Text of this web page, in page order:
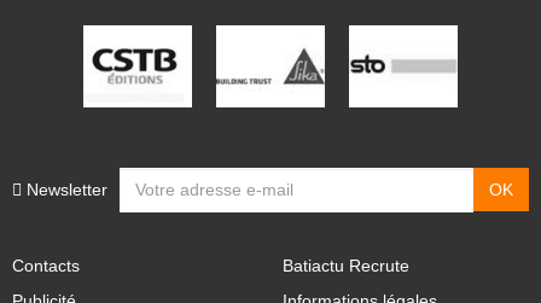
Newsletter
Contacts
Batiactu Recrute